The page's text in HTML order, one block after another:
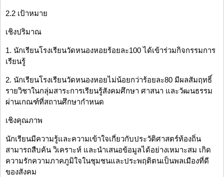
2.2 เป้าหมาย
เชิงปริมาณ
1. นักเรียนโรงเรียนวัดหนองหอยร้อยละ100 ได้เข้าร่วมกิจกรรมการ
เรียนรู้
2. นักเรียนโรงเรียนวัดหนองหอยไม่น้อยกว่าร้อยละ80 มีผลสัมฤทธิ์
รายวิชาในกลุ่มสาระการเรียนรู้สังคมศึกษา ศาสนา และวัฒนธรรม
ผ่านเกณฑ์ที่สถานศึกษากำหนด
เชิงคุณภาพ
นักเรียนมีความรู้และความเข้าใจเกี่ยวกับประวัติศาสตร์ท้องถิ่น
สามารถสืบค้น วิเคราะห์ และนำเสนอข้อมูลได้อย่างเหมาะสม เกิด
ความรักความภาคภูมิใจในชุมชนและประพฤติตนเป็นพลเมืองที่ดี
ของสังคม